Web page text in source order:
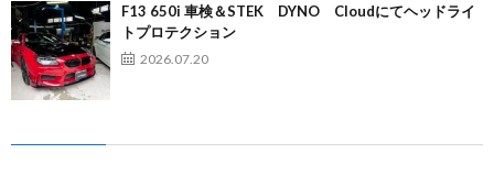
F13 650i 車検＆STEK DYNO Cloudにてヘッドライ
トプロテクション
2026.07.20